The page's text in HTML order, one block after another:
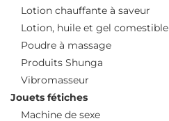
Lotion chauffante à saveur
Lotion, huile et gel comestible
Poudre à massage
Produits Shunga
Vibromasseur
Jouets fétiches
Machine de sexe